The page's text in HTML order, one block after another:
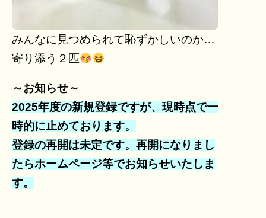
みんなに見つめられて恥ずかしいのか…
寄り添う２匹
～お知らせ～
2025年度の新規登録ですが、現時点で一
時的に止めております。
登録の再開は未定です。再開になりまし
たらホームページ等でお知らせいたしま
す。